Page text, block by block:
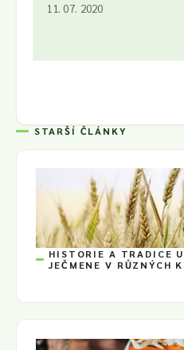
11. 07. 2020
STARŠÍ ČLÁNKY
HISTORIE A TRADICE
JEČMENE V RŮZNÝCH